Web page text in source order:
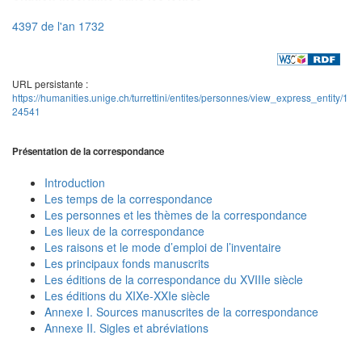
4397 de l'an 1732
URL persistante :
https://humanities.unige.ch/turrettini/entites/personnes/view_express_entity/1
24541
Présentation de la correspondance
Introduction
Les temps de la correspondance
Les personnes et les thèmes de la correspondance
Les lieux de la correspondance
Les raisons et le mode d’emploi de l’inventaire
Les principaux fonds manuscrits
Les éditions de la correspondance du XVIIIe siècle
Les éditions du XIXe-XXIe siècle
Annexe I. Sources manuscrites de la correspondance
Annexe II. Sigles et abréviations